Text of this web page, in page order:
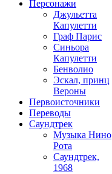
Персонажи
Джульетта
Капулетти
Граф Парис
Синьора
Капулетти
Бенволио
Эскал, принц
Вероны
Первоисточники
Переводы
Саундтрек
Музыка Нино
Рота
Саундтрек,
1968